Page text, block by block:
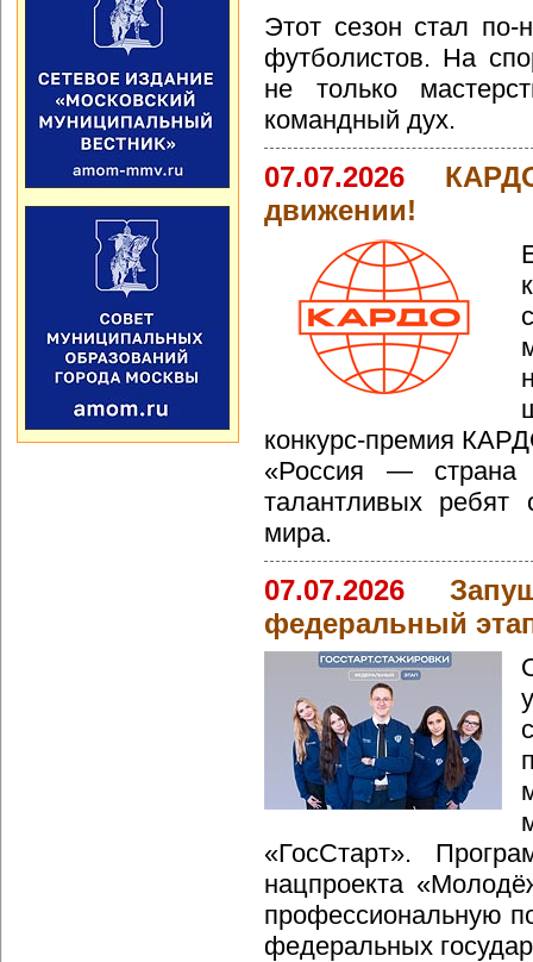
Этот сезон стал
футболистов. На
не только
командный дух.
07.07.2026
движении!
конкурс-премия
«Россия — страна
талантливых
мира.
07.07.2026
федеральный
«ГосСтарт».
нацпроекта
профессиональную
федеральных